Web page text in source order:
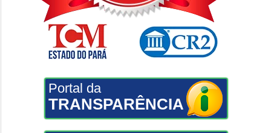
Portal da
TRANSPARÊNCIA